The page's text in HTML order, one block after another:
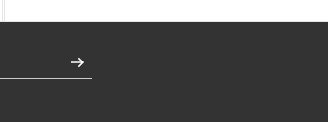
Εγγραφή